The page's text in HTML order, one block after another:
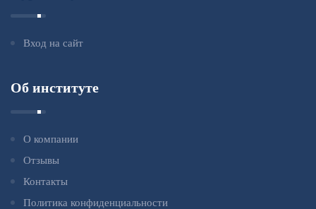
Вход на сайт
Об институте
О компании
Отзывы
Контакты
Политика конфиденциальности